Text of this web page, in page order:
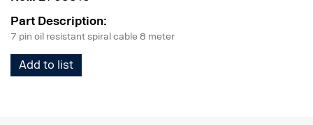
Part Description:
7 pin oil resistant spiral cable 8 meter
Add to list